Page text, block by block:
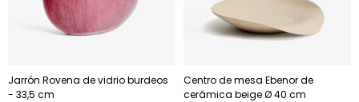
Jarrón Rovena de vidrio burdeos
- 33,5 cm
Centro de mesa Ebenor de
cerámica beige Ø 40 cm